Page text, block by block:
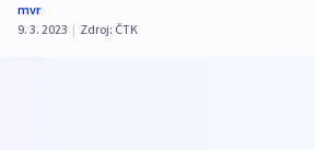
mvr
9. 3. 2023 | Zdroj: ČTK